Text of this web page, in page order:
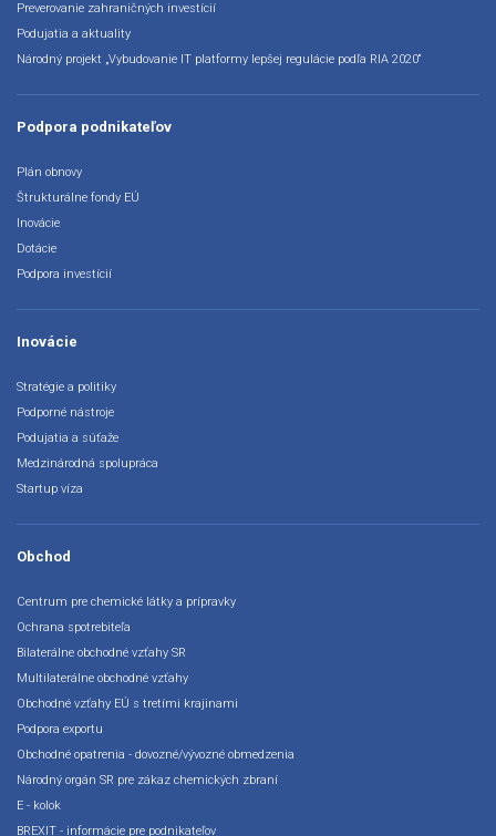
Preverovanie zahraničných investícií
Podujatia a aktuality
Národný projekt „Vybudovanie IT platformy lepšej regulácie podľa RIA 2020“
Podpora podnikateľov
Plán obnovy
Štrukturálne fondy EÚ
Inovácie
Dotácie
Podpora investícií
Inovácie
Stratégie a politiky
Podporné nástroje
Podujatia a súťaže
Medzinárodná spolupráca
Startup víza
Obchod
Centrum pre chemické látky a prípravky
Ochrana spotrebiteľa
Bilaterálne obchodné vzťahy SR
Multilaterálne obchodné vzťahy
Obchodné vzťahy EÚ s tretími krajinami
Podpora exportu
Obchodné opatrenia - dovozné/vývozné obmedzenia
Národný orgán SR pre zákaz chemických zbraní
E - kolok
BREXIT - informácie pre podnikateľov